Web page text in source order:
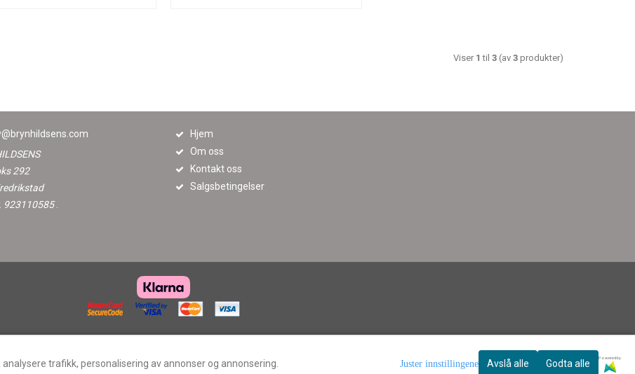
trafikk, personalisering av annonser og annonsering. Avslå alle Godta alle
Powered by
Juster innstillingene
Viser 1 til 3 (av 3 produkter)
292
923110585
Hjem
Om oss
Kontakt oss
Salgsbetingelser